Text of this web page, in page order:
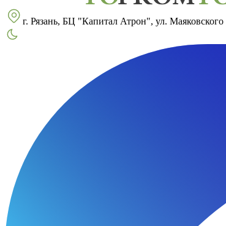
г. Рязань, БЦ "Капитал Атрон", ул.